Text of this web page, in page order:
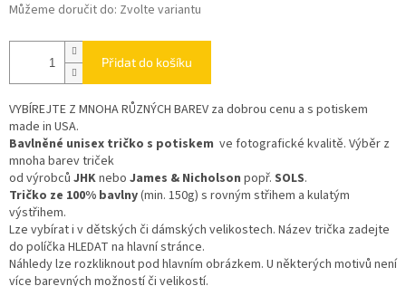
Můžeme doručit do: Zvolte variantu
Přidat do košíku
VYBÍREJTE Z MNOHA RŮZNÝCH BAREV za dobrou cenu a s potiskem
made in USA.
Bavlněné unisex tričko s potiskem ve fotografické kvalitě. Výběr z
mnoha barev triček
od výrobců JHKnebo James & Nicholson popř. SOLS.
Tričko ze 100% bavlny(min. 150g) s rovným střihem a kulatým
výstřihem.
Lze vybírat i v dětských či dámských velikostech. Název trička zadejte
do políčka HLEDAT na hlavní stránce.
Náhledy lze rozkliknout pod hlavním obrázkem. U některých motivů není
více barevných možností či velikostí.